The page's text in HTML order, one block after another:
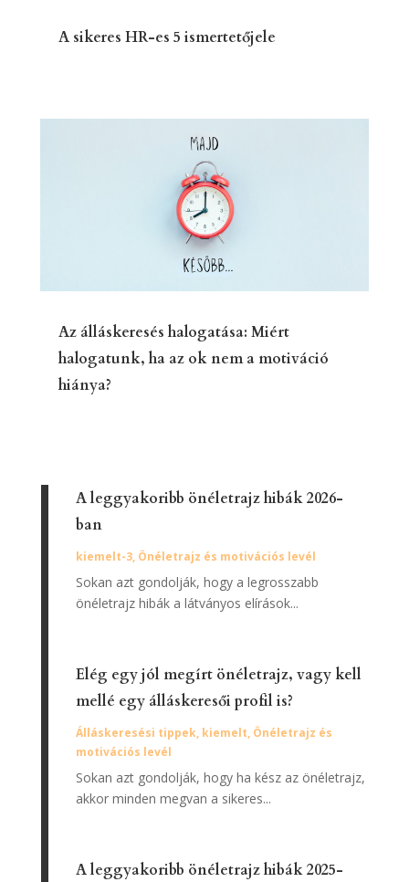
A sikeres HR-es 5 ismertetőjele
Az álláskeresés halogatása: Miért
halogatunk, ha az ok nem a motiváció
hiánya?
A leggyakoribb önéletrajz hibák 2026-
ban
kiemelt-3, Önéletrajz és motivációs levél
Sokan azt gondolják, hogy a legrosszabb
önéletrajz hibák a látványos elírások...
Elég egy jól megírt önéletrajz, vagy kell
mellé egy álláskeresői profil is?
Álláskeresési tippek, kiemelt, Önéletrajz és
motivációs levél
Sokan azt gondolják, hogy ha kész az önéletrajz,
akkor minden megvan a sikeres...
A leggyakoribb önéletrajz hibák 2025-